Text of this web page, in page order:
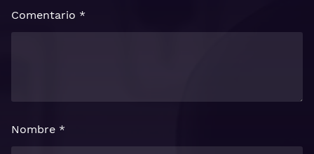
Comentario *
Nombre *